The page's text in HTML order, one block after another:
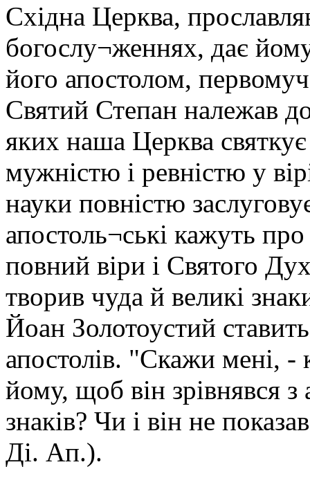
Східна Церква,
богослу¬женнях, дає
його апостолом,
Святий Степан належав
яких наша Церква
мужністю і ревністю у
науки повністю
апостоль¬ські кажуть
повний віри і Святого
творив чуда й великі
Йоан Золотоустий
апостолів. "Скажи мені, -
йому, щоб він зрівнявся
знаків? Чи і він не
Ді. Ап.).